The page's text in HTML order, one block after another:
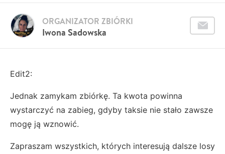
Iwona Sadowska
ORGANIZATOR ZBIÓRKI
Edit2:
Jednak zamykam zbiórkę. Ta kwota powinna
wystarczyć na zabieg, gdyby taksie nie stało zawsze
mogę ją wznowić.
Zapraszam wszystkich, których interesują dalsze losy